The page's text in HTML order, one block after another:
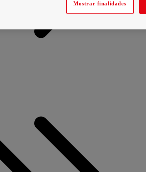
Mostrar finalidades